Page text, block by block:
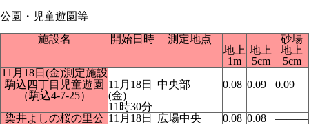
公園・児童遊園等
施設名
開始日時
測定地点
地上
1m
地上
5cm
砂場
地上
5cm
11月18日(金)測定施設
駒込四丁目児童遊園
（駒込4-7-25）
11月18日
(金)
11時30分
中央部 0.08 0.09 0.09
染井よしの桜の里公 11月18日
広場中央 0.08 0.08
―――